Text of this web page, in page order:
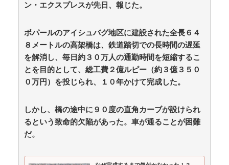
韓国人「超巨大台風13号ドルフィンが90度直角カーブ
す‥」 / anaguro - 総合 NEW! (8/8 04:55)
【泣】年配夫婦が営む中華屋さん、休業を知らせる貼
り紙に応援コメントが続々と / anaguro - 総合 NEW! (8/8
04:50)
デジモンがここにきて過去最高益、2000年のアニメ放
送当時を上回る / 5chまとめMAP(総合) NEW!
代で多く / 5chまとめMAP(総合) NEW! (8/8 04:37)
【マジかよ】彼女の友人に別れを勧められた。後日、
彼女(元カノ)の浮気発覚したが実は…彼女友人「だから
別れた方がいいっていったでしょ?」俺を助けるため
レインボー池田直人＆元読売テレビ・佐藤佳奈アナが
ン・エクスプレスが先日、報じた。
ボパールのアイシュバグ地区に建設された全長６４
８メートルの高架橋は、鉄道踏切での長時間の遅延
を解消し、毎日約３０万人の通勤時間を短縮するこ
とを目的として、総工費２億ルピー（約３億３５０
０万円）を投じられ、１０年かけて完成した。
しかし、橋の途中に９０度の直角カーブが設けられ
るという致命的欠陥があった。車が通ることが困難
だ。